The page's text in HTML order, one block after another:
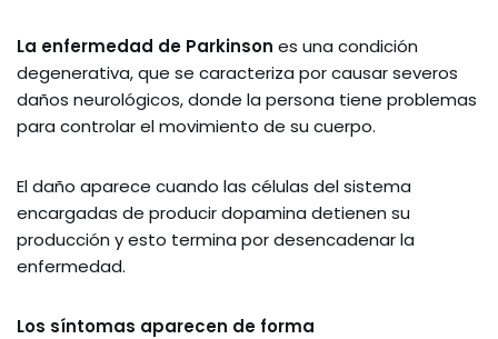
La enfermedad de Parkinson es una condición
degenerativa, que se caracteriza por causar severos
daños neurológicos, donde la persona tiene problemas
para controlar el movimiento de su cuerpo.
El daño aparece cuando las células del sistema
encargadas de producir dopamina detienen su
producción y esto termina por desencadenar la
enfermedad.
Los síntomas aparecen de forma